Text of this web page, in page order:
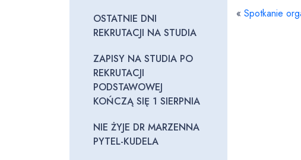
OSTATNIE DNI
REKRUTACJI NA STUDIA
ZAPISY NA STUDIA PO
REKRUTACJI
PODSTAWOWEJ
KOŃCZĄ SIĘ 1 SIERPNIA
NIE ŻYJE DR MARZENNA
PYTEL-KUDELA
«Spotkanie